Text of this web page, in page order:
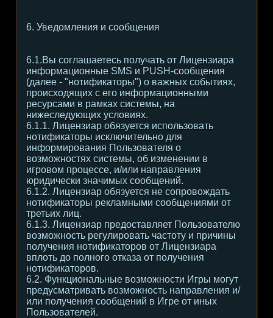
6. Уведомления и сообщения
6.1.Вы соглашаетесь получать от Лицензиара
информационные SMS и PUSH-сообщения
(далее - "нотификаторы") о важных событиях,
происходящих с его информационными
ресурсами в рамках системы, на
нижеследующих условиях.
6.1.1. Лицензиар обязуется использовать
нотификаторы исключительно для
информирования Пользователя о
возможностях системы, об изменении в
игровом процессе, и/или направления
юридически значимых сообщений.
6.1.2. Лицензиар обязуется не сопровождать
нотификаторы рекламными сообщениями от
третьих лиц.
6.1.3. Лицензиар предоставляет Пользователю
возможность регулировать частоту и причины
получения нотификаторов от Лицензиара
вплоть до полного отказа от получения
нотификаторов.
6.2. Функциональные возможности Игры могут
предусматривать возможность направления и/
или получения сообщений в Игре от иных
Пользователей.